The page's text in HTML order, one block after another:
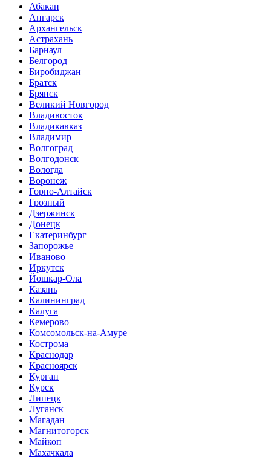
Абакан
Ангарск
Архангельск
Астрахань
Барнаул
Белгород
Биробиджан
Братск
Брянск
Великий Новгород
Владивосток
Владикавказ
Владимир
Волгоград
Волгодонск
Вологда
Воронеж
Горно-Алтайск
Грозный
Дзержинск
Донецк
Екатеринбург
Запорожье
Иваново
Иркутск
Йошкар-Ола
Казань
Калининград
Калуга
Кемерово
Комсомольск-на-Амуре
Кострома
Краснодар
Красноярск
Курган
Курск
Липецк
Луганск
Магадан
Магнитогорск
Майкоп
Махачкала